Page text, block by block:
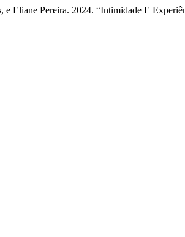
Eliane Pereira. 2024. “Intimidade E